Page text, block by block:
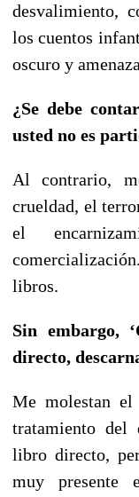
desvalimiento,
los cuentos
oscuro y
¿Se debe
usted no es
Al contrario,
crueldad, el
el
libros.
Sin embargo,
directo,
Me molestan
tratamiento del
libro directo,
muy presente